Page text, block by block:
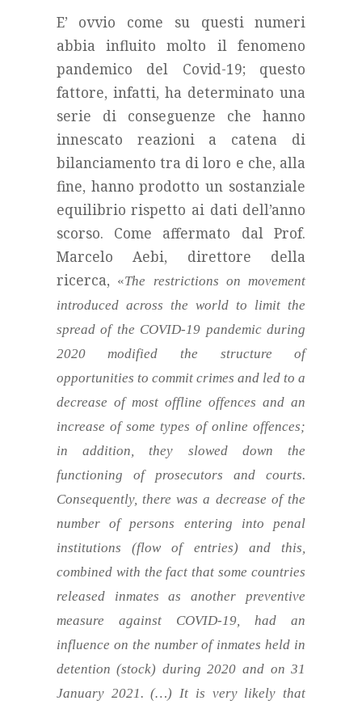
E’ ovvio come su questi numeri
abbia influito molto il fenomeno
pandemico del Covid-19; questo
fattore, infatti, ha determinato una
serie di conseguenze che hanno
innescato reazioni a catena di
bilanciamento tra di loro e che, alla
fine, hanno prodotto un sostanziale
equilibrio rispetto ai dati dell’anno
scorso. Come affermato dal Prof.
Marcelo Aebi, direttore della
ricerca, «The restrictions on movement
introduced across the world to limit the
spread of the COVID-19 pandemic during
2020 modified the structure of
opportunities to commit crimes and led to a
decrease of most offline offences and an
increase of some types of online offences;
in addition, they slowed down the
functioning of prosecutors and courts.
Consequently, there was a decrease of the
number of persons entering into penal
institutions (flow of entries) and this,
combined with the fact that some countries
released inmates as another preventive
measure against COVID-19, had an
influence on the number of inmates held in
detention (stock) during 2020 and on 31
January 2021.(…) It is very likely that